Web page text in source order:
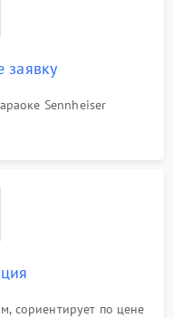
заявку
Sennheiser
сориентирует по цене